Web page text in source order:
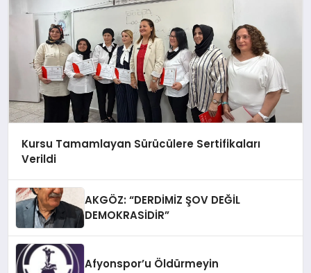
Kursu Tamamlayan Sürücülere Sertifikaları
Verildi
AKGÖZ: “DERDİMİZ ŞOV DEĞİL
DEMOKRASİDİR”
Afyonspor’u Öldürmeyin